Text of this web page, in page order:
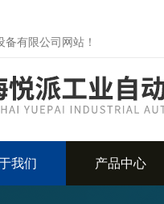
有限公司网站！
我们 产品中心